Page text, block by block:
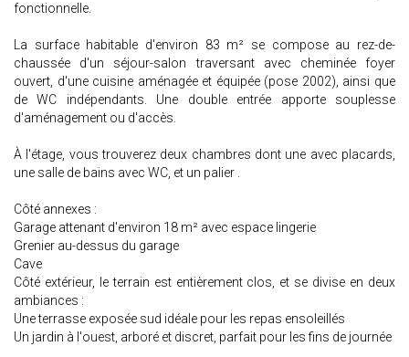
fonctionnelle.
La surface habitable d'environ 83 m² se compose au rez-de-
chaussée d'un séjour-salon traversant avec cheminée foyer
ouvert, d'une cuisine aménagée et équipée (pose 2002), ainsi que
de WC indépendants. Une double entrée apporte souplesse
d'aménagement ou d'accès.
À l'étage, vous trouverez deux chambres dont une avec placards,
une salle de bains avec WC, et un palier .
Côté annexes :
Garage attenant d'environ 18 m² avec espace lingerie
Grenier au-dessus du garage
Cave
Côté extérieur, le terrain est entièrement clos, et se divise en deux
ambiances :
Une terrasse exposée sud idéale pour les repas ensoleillés
Un jardin à l'ouest, arboré et discret, parfait pour les fins de journée